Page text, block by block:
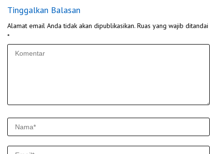
Tinggalkan Balasan
Alamat email Anda tidak akan dipublikasikan. Ruas yang wajib ditandai
*